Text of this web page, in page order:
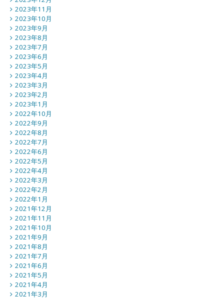
2023年11月
2023年10月
2023年9月
2023年8月
2023年7月
2023年6月
2023年5月
2023年4月
2023年3月
2023年2月
2023年1月
2022年10月
2022年9月
2022年8月
2022年7月
2022年6月
2022年5月
2022年4月
2022年3月
2022年2月
2022年1月
2021年12月
2021年11月
2021年10月
2021年9月
2021年8月
2021年7月
2021年6月
2021年5月
2021年4月
2021年3月